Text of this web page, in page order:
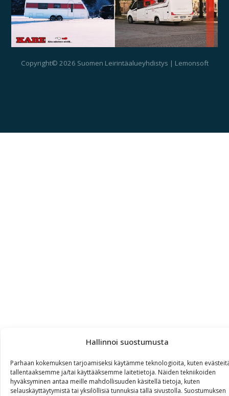
Hallinnoi suostumusta
Parhaan kokemuksen tarjoamiseksi käytämme teknologioita, kuten
tallentaaksemme ja/tai käyttääksemme laitetietoja. Näiden tekniikoiden
hyväksyminen antaa meille mahdollisuuden käsitellä tietoja, kuten
selauskäyttäytymistä tai yksilöllisiä tunnuksia tällä sivustolla. Suostumuksen
Copyright© 2026 Suomen Leirintäalueyhdistys | Lemonsoft